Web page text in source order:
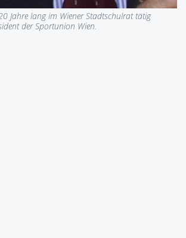
Jahre lang im Wiener Stadtschulrat tätig
der Sportunion Wien.